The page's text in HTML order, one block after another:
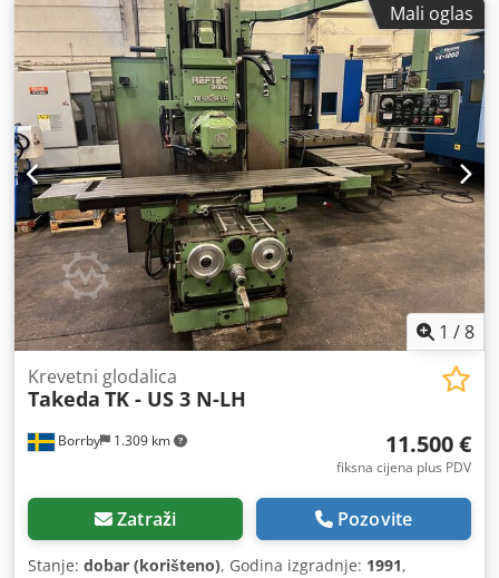
Mali oglas
1 /8
Borrby 1.309 km
Krevetni glodalica
Takeda TK - US 3 N-LH
11.500 €
fiksna cijena plus PDV
Zatraži Pozovite
Stanje: dobar (korišteno), Godina izgradnje: 1991,